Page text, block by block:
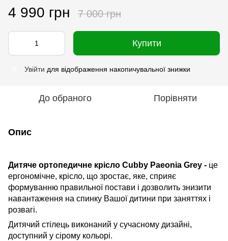
4 990 грн 7 000 грн
Купити
Увійти для відображення накопичувальної знижки
До обраного Порівняти
Опис
Дитяче ортопедичне крісло Cubby Paeonia Grey - це
ергономічне, крісло, що зростає, яке, сприяє
формуванню правильної постави і дозволить знизити
навантаження на спинку Вашої дитини при заняттях і
розвагі.
Дитячий стілець виконаний у сучасному дизайні,
доступний у сірому кольорі.